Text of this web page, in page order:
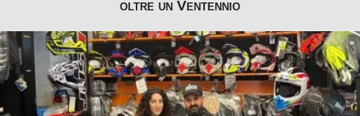
oltre un Ventennio